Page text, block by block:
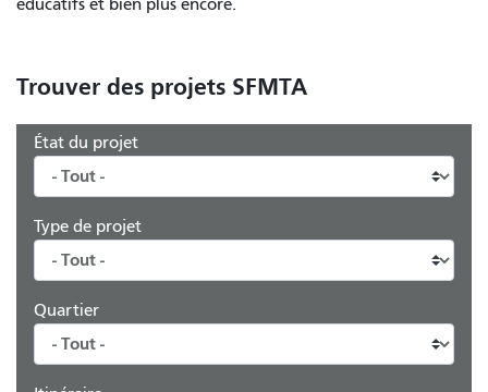
Trouver des projets SFMTA
État du projet
Type de projet
Quartier